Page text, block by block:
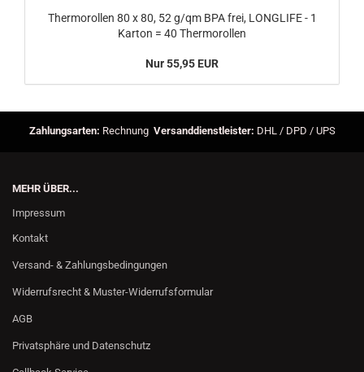
Thermorollen 80 x 80, 52 g/qm BPA frei, LONGLIFE - 1
Karton = 40 Thermorollen
Nur 55,95 EUR
Zahlungsarten: Rechnung Versanddienstleister: DHL / DPD / UPS
MEHR ÜBER...
Impressum
Kontakt
Versand- & Zahlungsbedingungen
Widerrufsrecht & Muster-Widerrufsformular
AGB
Privatsphäre und Datenschutz